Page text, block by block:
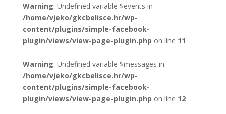
Warning: Undefined variable $events in
/home/vjeko/gkcbelisce.hr/wp-
content/plugins/simple-facebook-
plugin/views/view-page-plugin.php on line 11
Warning: Undefined variable $messages in
/home/vjeko/gkcbelisce.hr/wp-
content/plugins/simple-facebook-
plugin/views/view-page-plugin.php on line 12